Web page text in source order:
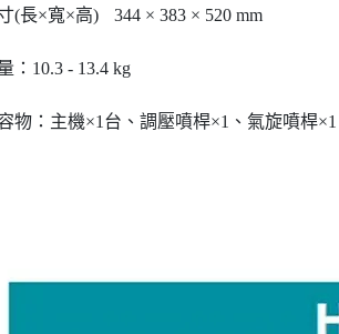
(長×寬×高) 344 × 383 × 520 mm
：10.3 - 13.4 kg
物：主機×1台、調壓噴桿×1、氣旋噴桿